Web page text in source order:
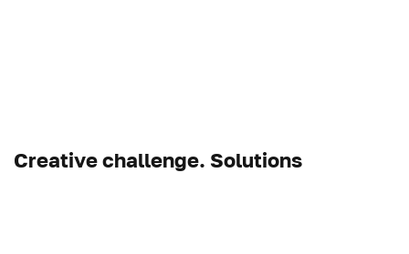
Creative challenge. Solutions